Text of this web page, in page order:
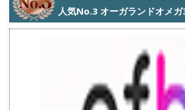
人気No.3 オーガランドオメガ